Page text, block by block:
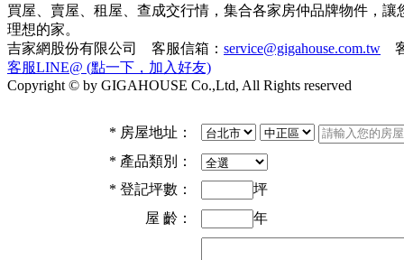
買屋、賣屋、租屋、查成交行情，集合各家房仲品牌物件，
理想的家。
吉家網股份有限公司 客服信箱： service@gigahouse.com.tw
客服LINE@ (點一下，加入好友)
Copyright © by GIGAHOUSE Co.,Ltd, All Rights reserved